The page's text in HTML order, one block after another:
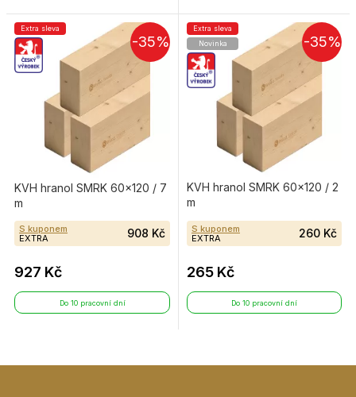
-35%
Extra sleva
KVH hranol SMRK 60×120 / 7
m
S kuponem
EXTRA
908 Kč
927 Kč
Do 10 pracovní dní
-35%
Extra sleva
Novinka
KVH hranol SMRK 60×120 / 2
m
S kuponem
EXTRA
260 Kč
265 Kč
Do 10 pracovní dní